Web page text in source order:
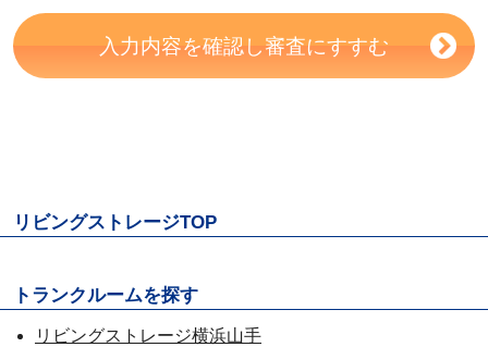
入力内容を確認し審査にすすむ
リビングストレージTOP
トランクルームを探す
リビングストレージ横浜山手